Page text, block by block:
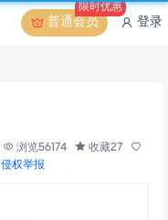
普通会员
限时优惠
登录
浏览56174
收藏27
侵权举报